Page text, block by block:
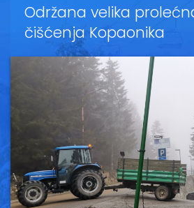
Ski
Ski
Oglasi
Održana velika
čišćenja Kopaonika